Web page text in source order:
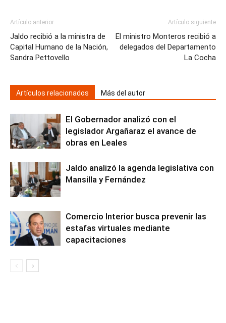
Artículo anterior
Jaldo recibió a la ministra de
Capital Humano de la Nación,
Sandra Pettovello
Artículo siguiente
El ministro Monteros recibió a
delegados del Departamento
La Cocha
Artículos relacionados Más del autor
El Gobernador analizó con el
legislador Argañaraz el avance de
obras en Leales
Jaldo analizó la agenda legislativa con
Mansilla y Fernández
Comercio Interior busca prevenir las
estafas virtuales mediante
capacitaciones